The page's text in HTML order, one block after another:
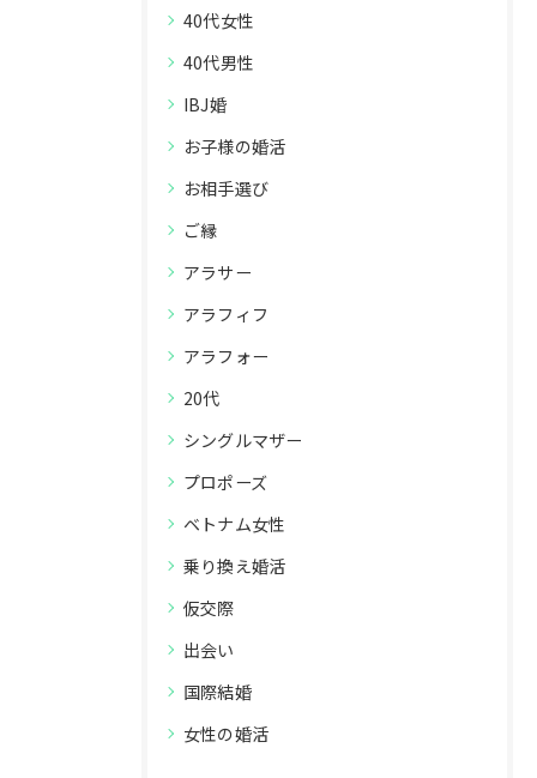
40代女性
40代男性
IBJ婚
お子様の婚活
お相手選び
ご縁
アラサー
アラフィフ
アラフォー
20代
シングルマザー
プロポーズ
ベトナム女性
乗り換え婚活
仮交際
出会い
国際結婚
女性の婚活